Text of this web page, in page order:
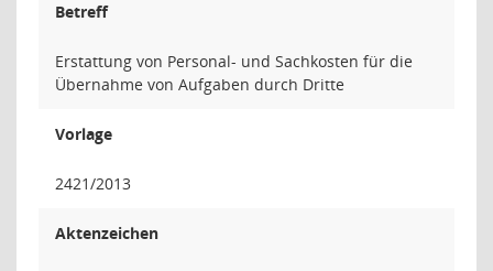
Betreff
Erstattung von Personal- und Sachkosten für die
Übernahme von Aufgaben durch Dritte
Vorlage
2421/2013
Aktenzeichen